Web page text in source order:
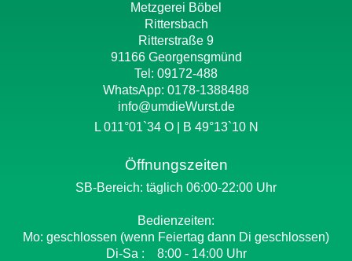
Metzgerei Böbel
Rittersbach
Ritterstraße 9
91166 Georgensgmünd
Tel: 09172-488
WhatsApp: 0178-1388488
info@umdieWurst.de
L 011°01`34 O | B 49°13`10 N
Öffnungszeiten
SB-Bereich: täglich 06:00-22:00 Uhr
Bedienzeiten:
Mo: geschlossen (wenn Feiertag dann Di geschlossen)
Di-Sa : 8:00 - 14:00 Uhr